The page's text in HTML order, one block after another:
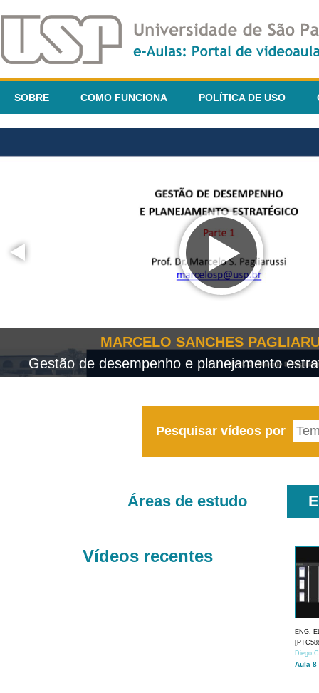
SOBRE COMO FUNCIONA POLÍTICA DE USO
MARCELO SANCHES
Gestão de desempenho e planejamento
Pesquisar vídeos por
Áreas de estudo
Vídeos recentes
ENG.
Diego
Aula 8